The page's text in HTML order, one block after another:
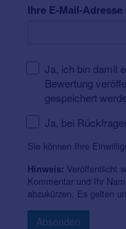
Ihre E-Mail-
Ja, ich bin damit
Bewertung
gespeichert
Ja, bei
Sie können Ihre
Hinweis: Veröffentlicht
Kommentar und Ihr
abzukürzen. Es gelten
Absenden